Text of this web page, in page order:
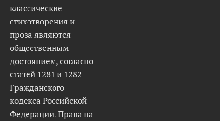
классические
стихотворения и
проза являются
общественным
достоянием, согласно
статей 1281 и 1282
Гражданского
кодекса Российской
Федерации. Права на